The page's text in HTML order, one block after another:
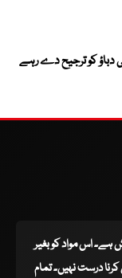
دباؤ کو ترجیح دے رہے
ہے۔ اس مواد کو بغیر
درست نہیں۔ تمام